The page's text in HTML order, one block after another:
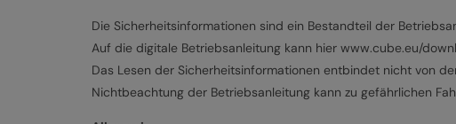
Die Sicherheitsinformationen sind ein Bestandteil der
Auf die digitale Betriebsanleitung kann hier www.cube.eu/
Das Lesen der Sicherheitsinformationen entbindet nicht von
Nichtbeachtung der Betriebsanleitung kann zu gefährlichen